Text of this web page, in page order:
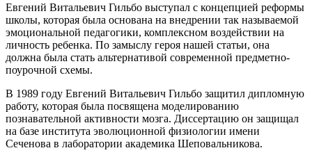
Евгений Витальевич Гильбо выступал с концепцией реформы
школы, которая была основана на внедрении так называемой
эмоциональной педагогики, комплексном воздействии на
личность ребенка. По замыслу героя нашей статьи, она
должна была стать альтернативой современной предметно-
поурочной схемы.
В 1989 году Евгений Витальевич Гильбо защитил дипломную
работу, которая была посвящена моделированию
познавательной активности мозга. Диссертацию он защищал
на базе института эволюционной физиологии имени
Сеченова в лаборатории академика Шеповальникова.